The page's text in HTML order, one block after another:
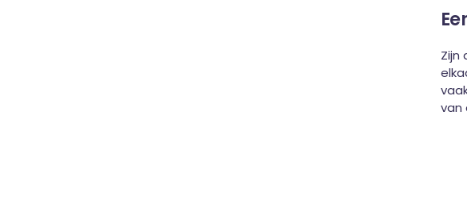
Zijn
van